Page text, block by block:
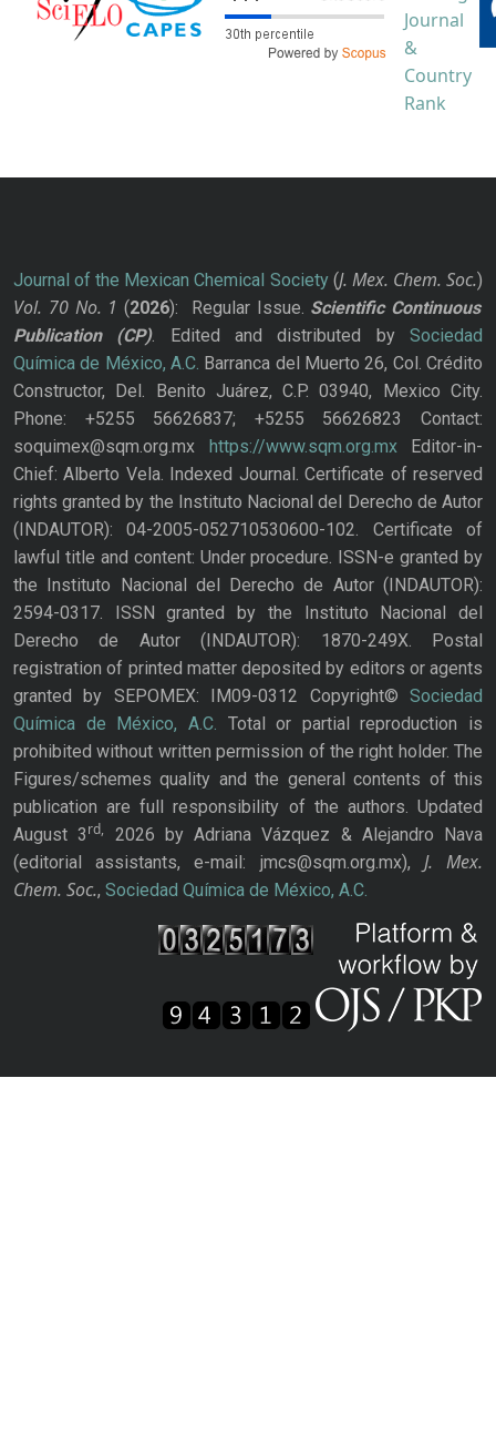
Journal of the Mexican Chemical Society(J. Mex. Chem. Soc.)
Vol. 70 No. 1 (2026): Regular Issue. Scientific Continuous
Publication
(CP). Edited and distributed bySociedad
Química de México, A.C. Barranca del Muerto 26, Col. Crédito
Constructor, Del. Benito Juárez, C.P. 03940, Mexico City.
Phone: +5255 56626837; +5255 56626823 Contact:
soquimex@sqm.org.mx
https://www.sqm.org.mxEditor-in-
Chief: Alberto Vela. Indexed Journal. Certificate of reserved
rights granted by the Instituto Nacional del Derecho de Autor
(INDAUTOR): 04-2005-052710530600-102. Certificate of
lawful title and content: Under procedure. ISSN-e granted by
the Instituto Nacional del Derecho de Autor (INDAUTOR):
2594-0317. ISSN granted by the Instituto Nacional del
Derecho de Autor (INDAUTOR): 1870-249X. Postal
registration of printed matter deposited by editors or agents
granted by SEPOMEX: IM09-0312 Copyright© Sociedad
Química de México, A.C. Total or partial reproduction is
prohibited without written permission of the right holder. The
Figures/schemes quality and the general contents of this
publication are full responsibility of the authors. Updated
August 3rd,
2026 by Adriana Vázquez & Alejandro Nava
(editorial assistants, e-mail: jmcs@sqm.org.mx), J. Mex.
Chem. Soc., Sociedad Química de México, A.C.